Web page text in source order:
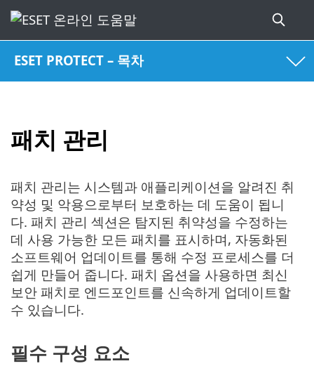
ESET PROTECT – 목차
패치 관리
패치 관리는 시스템과 애플리케이션을 알려진 취
약성 및 악용으로부터 보호하는 데 도움이 됩니
다. 패치 관리 섹션은 탐지된 취약성을 수정하는
데 사용 가능한 모든 패치를 표시하며, 자동화된
소프트웨어 업데이트를 통해 수정 프로세스를 더
쉽게 만들어 줍니다. 패치 옵션을 사용하면 최신
보안 패치로 엔드포인트를 신속하게 업데이트할
수 있습니다.
필수 구성 요소